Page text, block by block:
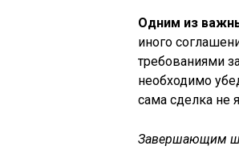
Одним из
иного
требованиями
необходимо
сама сделка не
Завершающим